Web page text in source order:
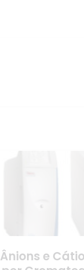
Ânions e